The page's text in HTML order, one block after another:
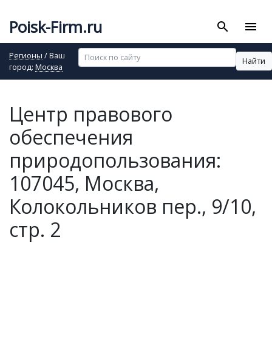
Poisk-Firm.ru search menu
Регионы / Ваш
город: Москва
Найти
Центр правового
обеспечения
природопользования:
107045, Москва,
Колокольников пер., 9/10,
стр. 2